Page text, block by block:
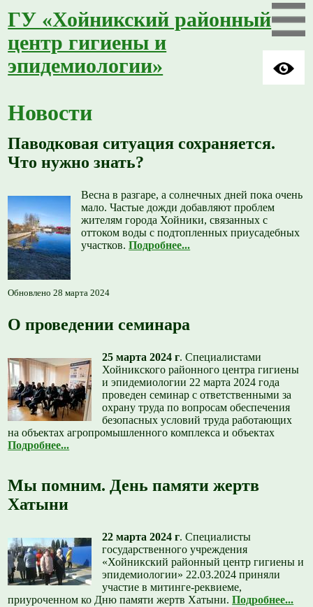
ГУ «Хойникский районный
центр гигиены и
эпидемиологии»
Новости
Паводковая ситуация сохраняется.
Что нужно знать?
Весна в разгаре, а солнечных дней пока очень
мало. Частые дожди добавляют проблем
жителям города Хойники, связанных с
оттоком воды с подтопленных приусадебных
участков.Подробнее...
Обновлено 28 марта 2024
О проведении семинара
25 марта 2024 г.Специалистами
Хойникского районного центра гигиены
и эпидемиологии 22 марта 2024 года
проведен семинар с ответственными за
охрану труда по вопросам обеспечения
безопасных условий труда работающих
на объектах агропромышленного комплекса и объектах
Подробнее...
Мы помним. День памяти жертв
Хатыни
22 марта 2024 г.Специалисты
государственного учреждения
«Хойникский районный центр гигиены и
эпидемиологии» 22.03.2024 приняли
участие в митинге-реквиеме,
приуроченном ко Дню памяти жертв Хатыни.Подробнее...